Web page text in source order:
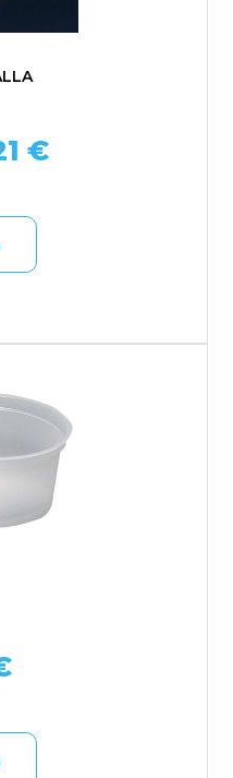
€
Tällä tuotteella on
Hintaluokka:
Tällä tuotteella on